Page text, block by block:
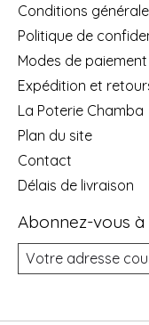
Conditions
Politique de
Modes de paiement
Expédition et
La Poterie Chamba
Plan du site
Contact
Délais de livraison
Abonnez-vous